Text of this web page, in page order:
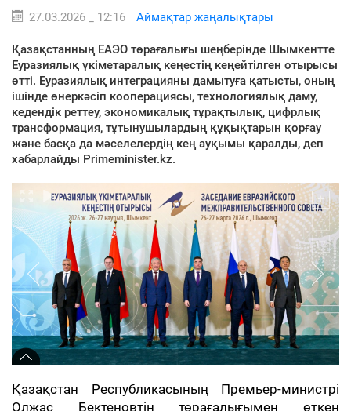
27.03.2026 _ 12:16 Аймақтар жаңалықтары
Қазақстанның ЕАЭО төрағалығы шеңберінде Шымкентте
Еуразиялық үкіметаралық кеңестің кеңейтілген отырысы
өтті. Еуразиялық интеграцияны дамытуға қатысты, оның
ішінде өнеркәсіп кооперациясы, технологиялық даму,
кедендік реттеу, экономикалық тұрақтылық, цифрлық
трансформация, тұтынушылардың құқықтарын қорғау
және басқа да мәселелердің кең ауқымы қаралды, деп
хабарлайды Primeminister.kz.
Қазақстан Республикасының Премьер-министрі
Олжас Бектеновтің төрағалығымен өткен